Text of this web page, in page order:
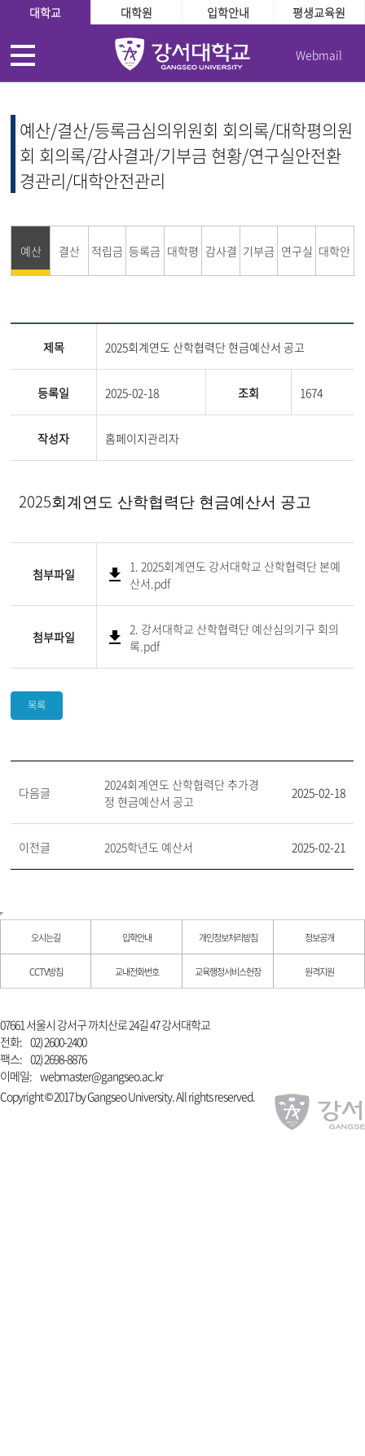
대학교 대학원 입학안내 평생교육원
Webmail
예산/결산/등록금심의위원회 회의록/대학평의원
회 회의록/감사결과/기부금 현황/연구실안전환
경관리/대학안전관리
예산 결산 적립금
황
등록금
원회
대학평 감사결 기부금 연구실
경관리
대학안
제목 2025회계연도 산학협력단 현금예산서 공고
등록일 2025-02-18 조회 1674
작성자 홈페이지관리자
2025회계연도 산학협력단 현금예산서 공고
첨부파일
1. 2025회계연도 강서대학교 산학협력단 본예
산서.pdf
첨부파일
2. 강서대학교 산학협력단 예산심의기구 회의
록.pdf
목록
다음글
2024회계연도 산학협력단 추가경
정 현금예산서 공고
2025-02-18
이전글 2025학년도 예산서 2025-02-21
오시는길 입학안내 개인정보처리방침 정보공개
CCTV방침 교내전화번호 교육행정서비스헌장 원격지원
07661 서울시 강서구 까치산로 24길 47 강서대학교
전화: 02) 2600-2400
팩스: 02) 2698-8876
이메일: webmaster@gangseo.ac.kr
Copyright © 2017 by Gangseo University. All rights reserved.